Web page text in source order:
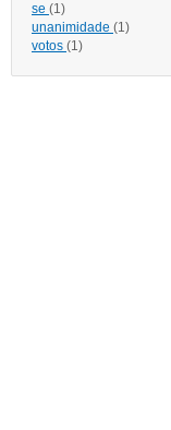
se (1)
unanimidade (1)
votos (1)